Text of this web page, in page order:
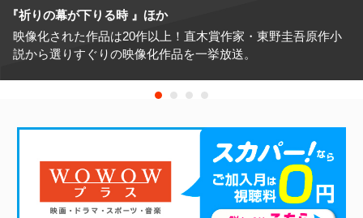
『祈りの幕が下りる時 』ほか
映像化された作品は20作以上！直木賞作家・東野圭吾原作小
説から選りすぐりの映像化作品を一挙放送。